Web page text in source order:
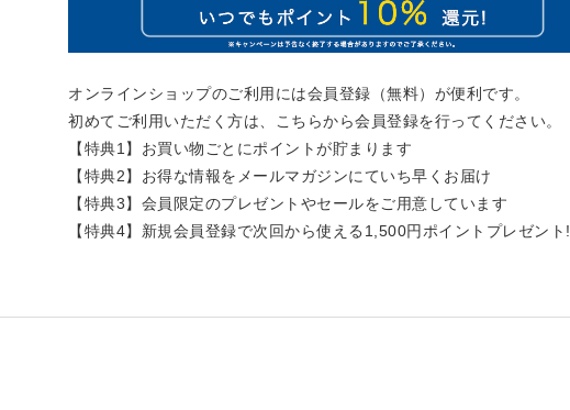
オンラインショップのご利用には会員登録（無料）が便利です。
初めてご利用いただく方は、こちらから会員登録を行ってください。
【特典1】お買い物ごとにポイントが貯まります
【特典2】お得な情報をメールマガジンにていち早くお届け
【特典3】会員限定のプレゼントやセールをご用意しています
【特典4】新規会員登録で次回から使える1,500円ポイントプレゼント!